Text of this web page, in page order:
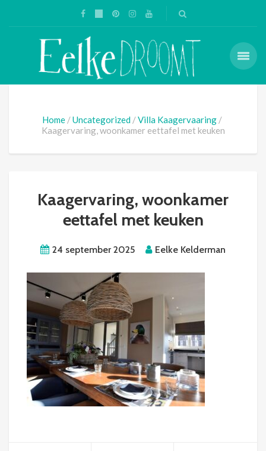
Home Uncategorized
Villa Kaagervaaring
Kaagervaring, woonkamer eettafel met keuken
Kaagervaring, woonkamer
eettafel met keuken
24 september 2025 Eelke Kelderman